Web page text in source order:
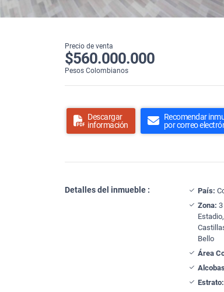
Precio de venta
$560.000.000
Pesos Colombianos
Descargar
información
Recomendar
por correo
Detalles del inmueble : País:
Zona:
Bello
Área
Estrato: